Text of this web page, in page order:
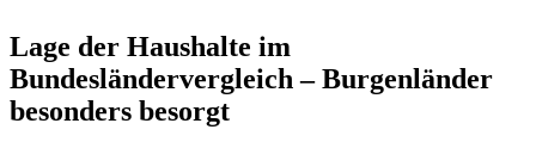
Lage der Haushalte im
Bundesländervergleich – Burgenländer
besonders besorgt